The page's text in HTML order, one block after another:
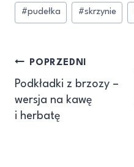
#pudełka #skrzynie
POPRZEDNI
Podkładki z brzozy –
wersja na kawę
i herbatę